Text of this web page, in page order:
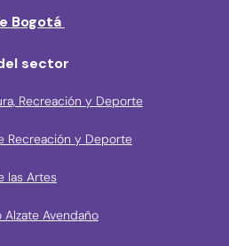
Bogotá
sector
Recreación y Deporte
Recreación y Deporte
las Artes
Avendaño